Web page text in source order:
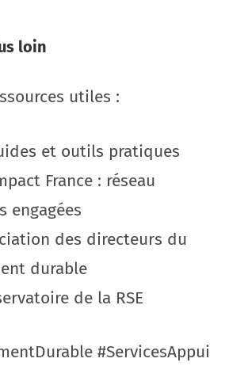
loin
utiles :
et outils pratiques
France : réseau
engagées
des directeurs du
durable
de la RSE
#ServicesAppui